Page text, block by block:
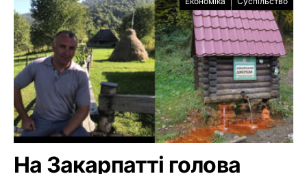
На Закарпатті голова